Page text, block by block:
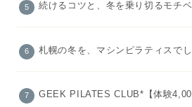
続けるコツと、冬を乗り切るモチ
札幌の冬を、マシンピラティスで
GEEK PILATES CLUB*【体験